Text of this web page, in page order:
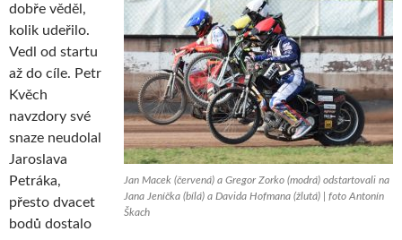
Jan Macek (červená) a Gregor Zorko (modrá) odstartovali na
Jana Jeníčka (bílá) a Davida Hofmana (žlutá) | foto Antonín
Škach
dobře věděl,
kolik udeřilo.
Vedl od startu
až do cíle. Petr
Kvěch
navzdory své
snaze neudolal
Jaroslava
Petráka,
přesto dvacet
bodů dostalo